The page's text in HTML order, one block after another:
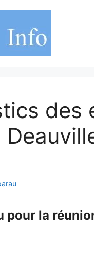
des
pour la